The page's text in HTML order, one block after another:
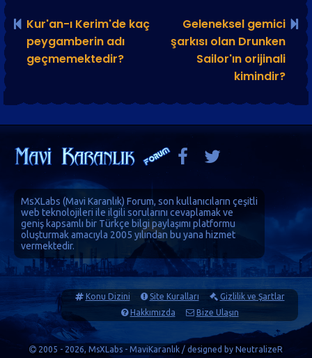
Kur'an-ı Kerim'de kaç
peygamberin adı
geçmemektedir?
Geleneksel gemici
şarkısı olan Drunken
Sailor'ın orijinali
kimindir?
MsXLabs (Mavi Karanlık) Forum, son kullanıcıların çeşitli
web teknolojileri ile ilgili sorularını cevaplamak ve
geniş kapsamlı bir Türkçe bilgi paylaşımı platformu
oluşturmak amacıyla 2005 yılından bu yana hizmet
vermektedir.
Konu Dizini Site Kuralları
Gizlilik ve Şartlar
Hakkımızda
Bize Ulaşın
2005 - 2026, MsXLabs - MaviKaranlık / designed by NeutralizeR